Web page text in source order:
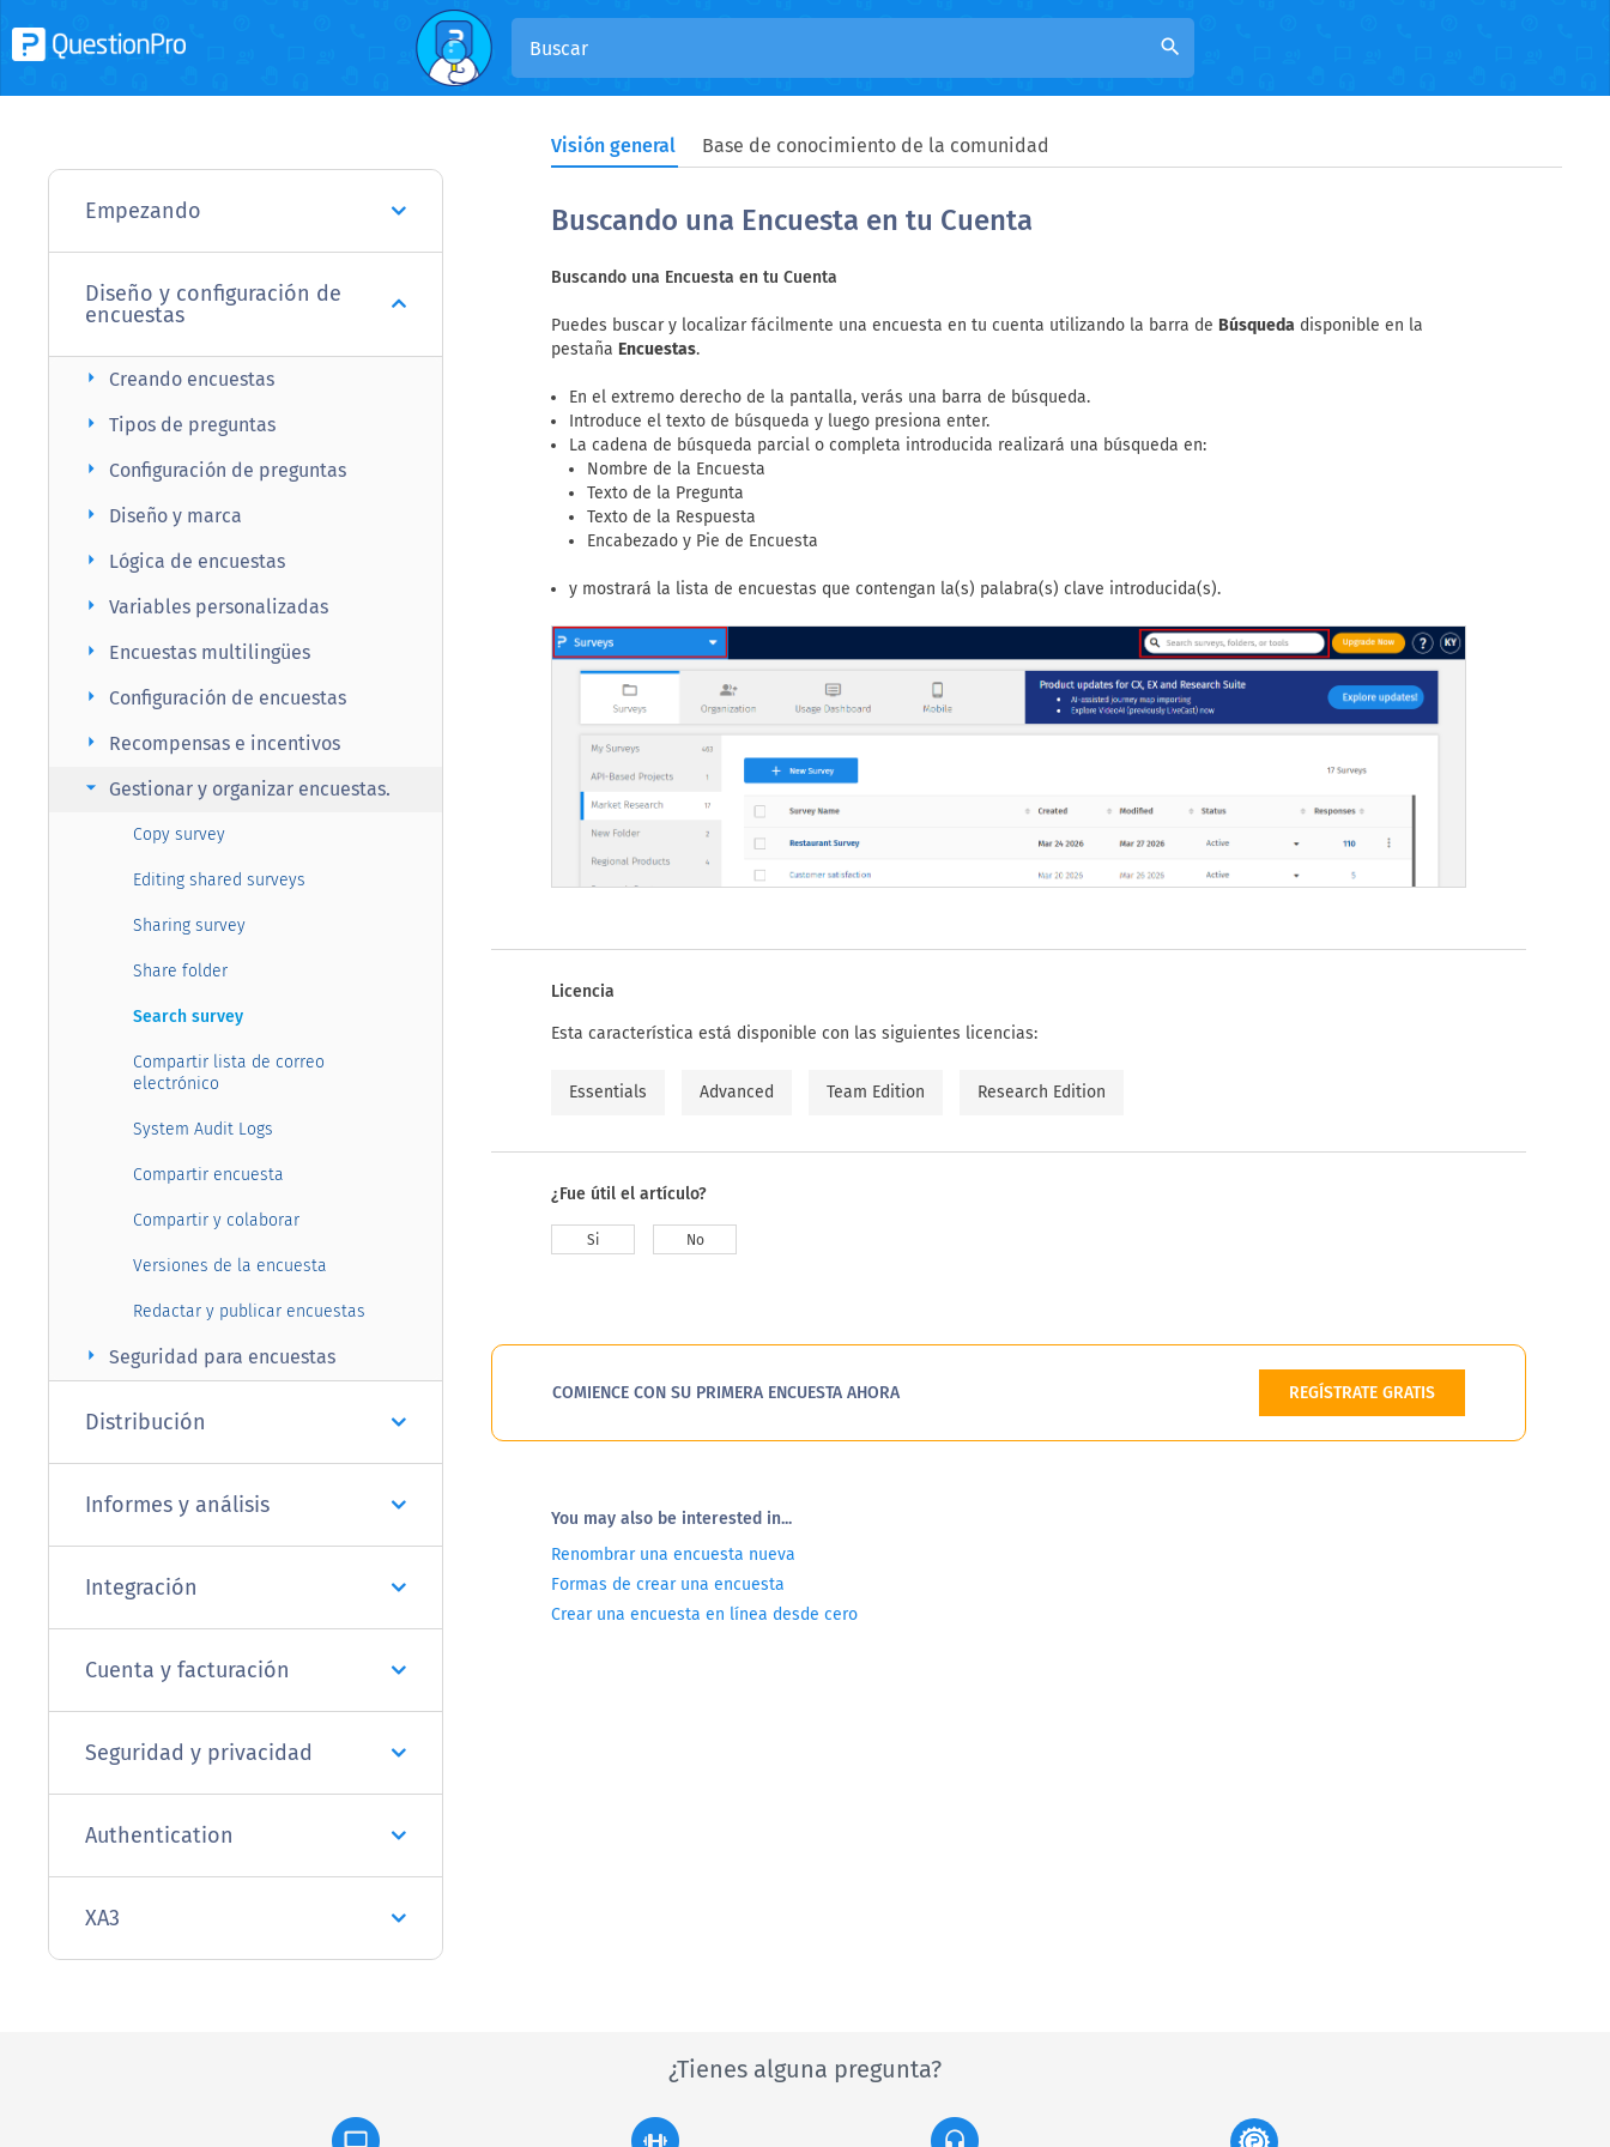
search
Visión general Base de conocimiento de la comunidad
Empezando
Diseño y configuración de
encuestas
Creando encuestas
arrow_right
Tipos de preguntas
arrow_right
Configuración de preguntas
arrow_right
Diseño y marca
arrow_right
Lógica de encuestas
arrow_right
Variables personalizadas
arrow_right
Encuestas multilingües
arrow_right
Configuración de encuestas
arrow_right
Recompensas e incentivos
arrow_right
Gestionar y organizar encuestas.
arrow_right
Copy survey
Editing shared surveys
Sharing survey
Share folder
Search survey
Compartir lista de correo
electrónico
System Audit Logs
Compartir encuesta
Compartir y colaborar
Versiones de la encuesta
Redactar y publicar encuestas
Seguridad para encuestas
arrow_right
Distribución
Informes y análisis
Integración
Cuenta y facturación
Seguridad y privacidad
Authentication
XA3
Buscando una Encuesta en tu Cuenta
Buscando una Encuesta en tu Cuenta
Puedes buscar y localizar fácilmente una encuesta en tu cuenta utilizando la barra de Búsqueda disponible en la
pestaña Encuestas.
En el extremo derecho de la pantalla, verás una barra de búsqueda.
Introduce el texto de búsqueda y luego presiona enter.
La cadena de búsqueda parcial o completa introducida realizará una búsqueda en:
Nombre de la Encuesta
Texto de la Pregunta
Texto de la Respuesta
Encabezado y Pie de Encuesta
y mostrará la lista de encuestas que contengan la(s) palabra(s) clave introducida(s).
Licencia
Esta característica está disponible con las siguientes licencias:
Essentials Advanced Team Edition Research Edition
¿Fue útil el artículo?
Si No
COMIENCE CON SU PRIMERA ENCUESTA AHORA REGÍSTRATE GRATIS
You may also be interested in...
Renombrar una encuesta nueva
Formas de crear una encuesta
Crear una encuesta en línea desde cero
¿Tienes alguna pregunta?